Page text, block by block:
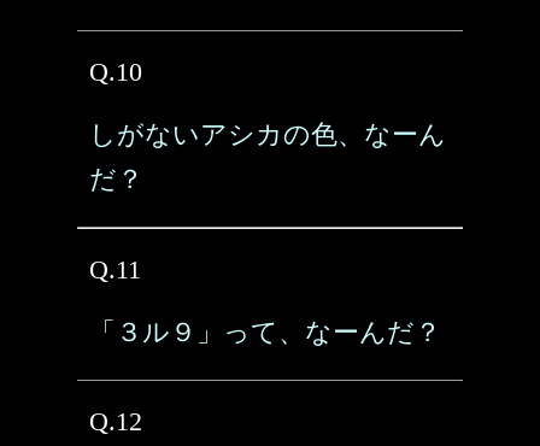
Q.10
しがないアシカの色、なーん
だ？
Q.11
「３ル９」って、なーんだ？
Q.12